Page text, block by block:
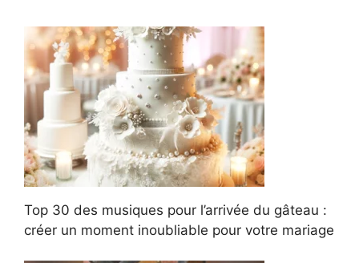
Top 30 des musiques pour l’arrivée du gâteau :
créer un moment inoubliable pour votre mariage